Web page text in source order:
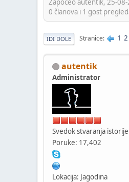
0 članova i 1 gost
IDI DOLE Stranice 1 2
autentik
Administrator
Svedok stvaranja istorije
Poruke: 17,402
Lokacija: Jagodina